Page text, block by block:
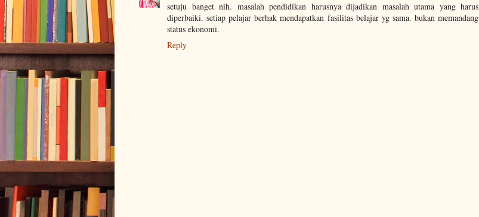
setuju banget nih. masalah pendidikan harusnya dijadikan masalah utama yang harus
diperbaiki. setiap pelajar berhak mendapatkan fasilitas belajar yg sama. bukan memandang
status ekonomi.
Reply